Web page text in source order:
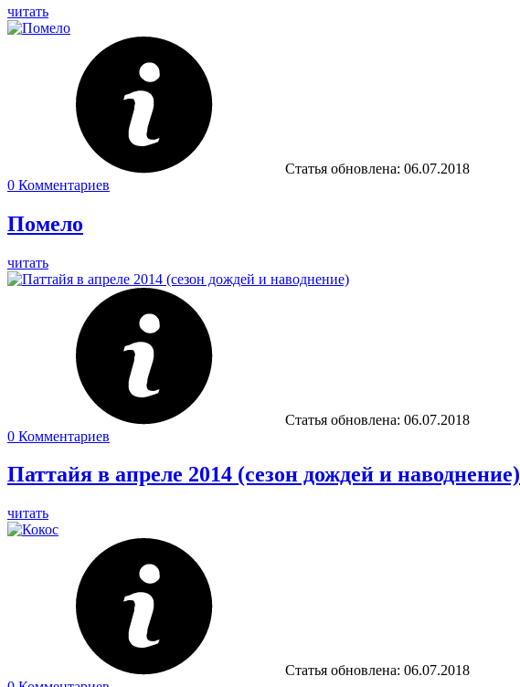
читать
Статья обновлена: 06.07.2018
0 Комментариев
Помело
читать
Статья обновлена: 06.07.2018
0 Комментариев
Паттайя в апреле 2014 (сезон дождей и наводнение)
читать
Статья обновлена: 06.07.2018